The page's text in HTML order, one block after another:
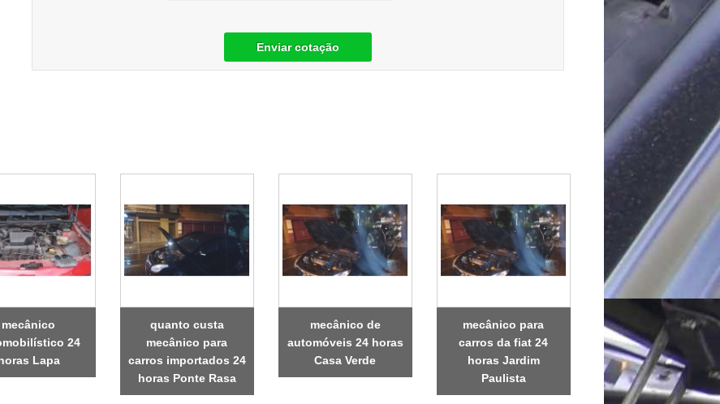
Enviar cotação
mecânico
24
Lapa
quanto custa
mecânico para
carros importados 24
horas Ponte Rasa
mecânico de
automóveis 24 horas
Casa Verde
mecânico para
carros da fiat 24
horas Jardim
Paulista